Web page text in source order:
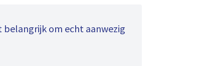
belangrijk om echt aanwezig